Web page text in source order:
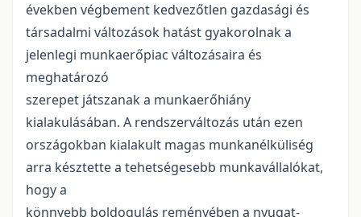
években végbement kedvezőtlen gazdasági és
társadalmi változások hatást gyakorolnak a
jelenlegi munkaerőpiac változásaira és
meghatározó
szerepet játszanak a munkaerőhiány
kialakulásában. A rendszerváltozás után ezen
országokban kialakult magas munkanélküliség
arra késztette a tehetségesebb munkavállalókat,
hogy a
könnyebb boldogulás reményében a nyugat-